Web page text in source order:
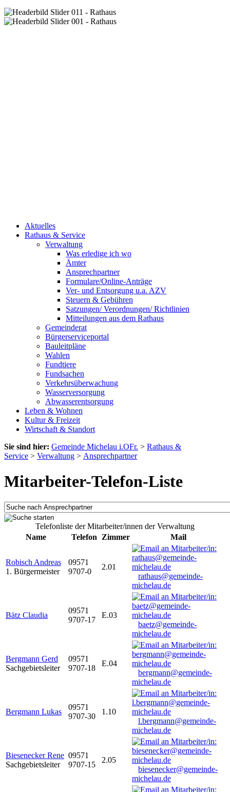
Aktuelles
Rathaus & Service
Verwaltung
Was erledige ich wo
Ämter
Ansprechpartner
Formulare/Online-Anträge
Ver- und Entsorgung u.a. AZV
Steuern & Gebühren
Satzungen/ Verordnungen/ Richtlinien
Mitteilungen aus dem Rathaus
Gemeinderat
Bürgerserviceportal
Bauleitpläne
Wahlen
Fundtiere
Fundsachen
Verkehrsüberwachung
Wasserversorgung
Abwasserentsorgung
Leben & Wohnen
Kultur & Freizeit
Wirtschaft & Standort
Sie sind hier: Gemeinde Michelau i.OFr. > Rathaus &
Service > Verwaltung > Ansprechpartner
Mitarbeiter-Telefon-Liste
Telefonliste der Mitarbeiter/innen der Verwaltung
Name
Telefon Zimmer Mail
Robisch Andreas
1. Bürgermeister
09571
9707-0
2.01
rathaus@gemeinde-
michelau.de
Bätz Claudia
09571
9707-17
E.03
baetz@gemeinde-
michelau.de
Bergmann Gerd
Sachgebietsleiter
09571
9707-18
E.04
bergmann@gemeinde-
michelau.de
Bergmann Lukas
09571
9707-30
1.10
l.bergmann@gemeinde-
michelau.de
Biesenecker Rene
Sachgebietsleiter
09571
9707-15
2.05
biesenecker@gemeinde-
michelau.de